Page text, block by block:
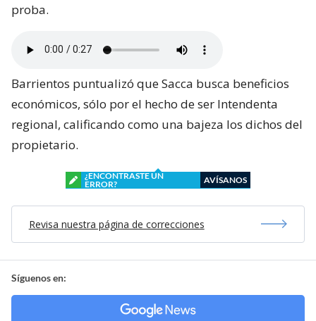
proba.
Barrientos puntualizó que Sacca busca beneficios
económicos, sólo por el hecho de ser Intendenta
regional, calificando como una bajeza los dichos del
propietario.
¿ENCONTRASTE UN
ERROR?
AVÍSANOS
Revisa nuestra página de correcciones
Síguenos en: